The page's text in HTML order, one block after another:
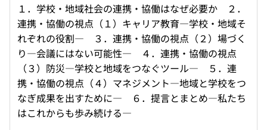
１．学校・地域社会の連携・協働はなぜ必要か ２．
連携・協働の視点（１）キャリア教育―学校・地域そ
れぞれの役割― ３．連携・協働の視点（２）場づく
り―会議にはない可能性― ４．連携・協働の視点
（３）防災―学校と地域をつなぐツール― ５．連
携・協働の視点（４）マネジメント―地域と学校をつ
なぎ成果を出すために― ６．提言とまとめ―私たち
はこれからも歩み続ける―